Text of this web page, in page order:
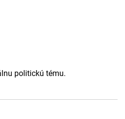
politickú tému.